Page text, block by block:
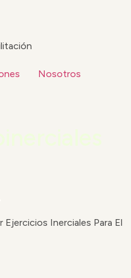
Nosotros
Inerciales Para El